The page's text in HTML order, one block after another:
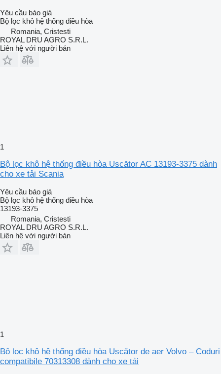
Yêu cầu báo giá
Bộ lọc khô hệ thống điều hòa
Romania, Cristesti
ROYAL DRU AGRO S.R.L.
Liên hệ với người bán
1
Bộ lọc khô hệ thống điều hòa Uscător AC 13193-3375 dành
cho xe tải Scania
Yêu cầu báo giá
Bộ lọc khô hệ thống điều hòa
13193-3375
Romania, Cristesti
ROYAL DRU AGRO S.R.L.
Liên hệ với người bán
1
Bộ lọc khô hệ thống điều hòa Uscător de aer Volvo – Coduri
compatibile 70313308 dành cho xe tải